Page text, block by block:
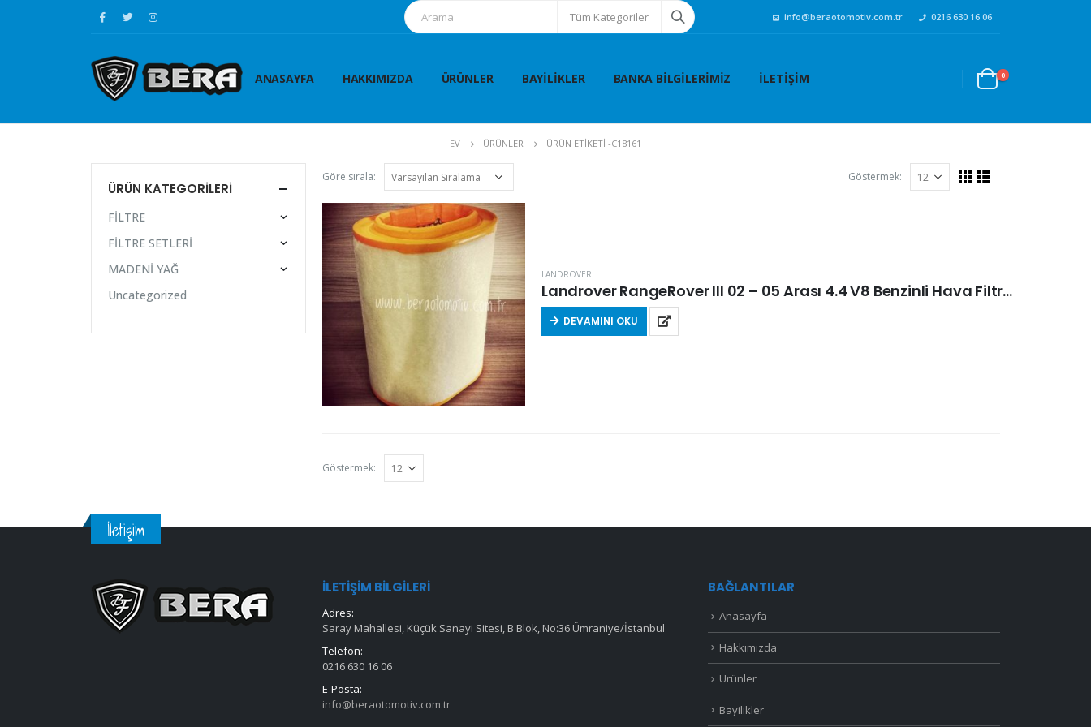
Tüm Kategoriler info@beraotomotiv.com.tr 0216 630 16 06
ANASAYFA HAKKIMIZDA ÜRÜNLER BAYILIKLER BANKA BILGILERIMIZ İLETIŞIM 0
EV ÜRÜNLER ÜRÜN ETIKETI -C18161
Göre sırala: Göstermek:
LANDROVER
Landrover RangeRover III 02 – 05 Arası 4.4 V8 Benzinli Hava Filtresi
DEVAMINI OKU
Göstermek:
ÜRÜN KATEGORILERI
FİLTRE
FİLTRE SETLERİ
MADENİ YAĞ
Uncategorized
İletişim
İLETIŞIM BILGILERI
Adres:
Saray Mahallesi, Küçük Sanayi Sitesi, B Blok, No:36 Ümraniye/İstanbul
Telefon:
0216 630 16 06
E-Posta:
info@beraotomotiv.com.tr
BAĞLANTILAR
Anasayfa
Hakkımızda
Ürünler
Bayilikler